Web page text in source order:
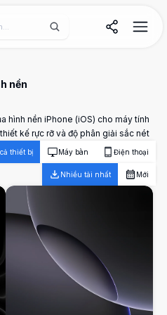
nền
hình nền iPhone (iOS) cho máy tính
kế rực rỡ và độ phân giải sắc nét
thiết bị Máy bàn Điện thoại
Nhiều tải nhất Mới